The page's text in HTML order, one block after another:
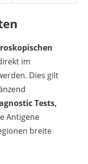
im
Dies gilt
Tests,
Antigene
breite